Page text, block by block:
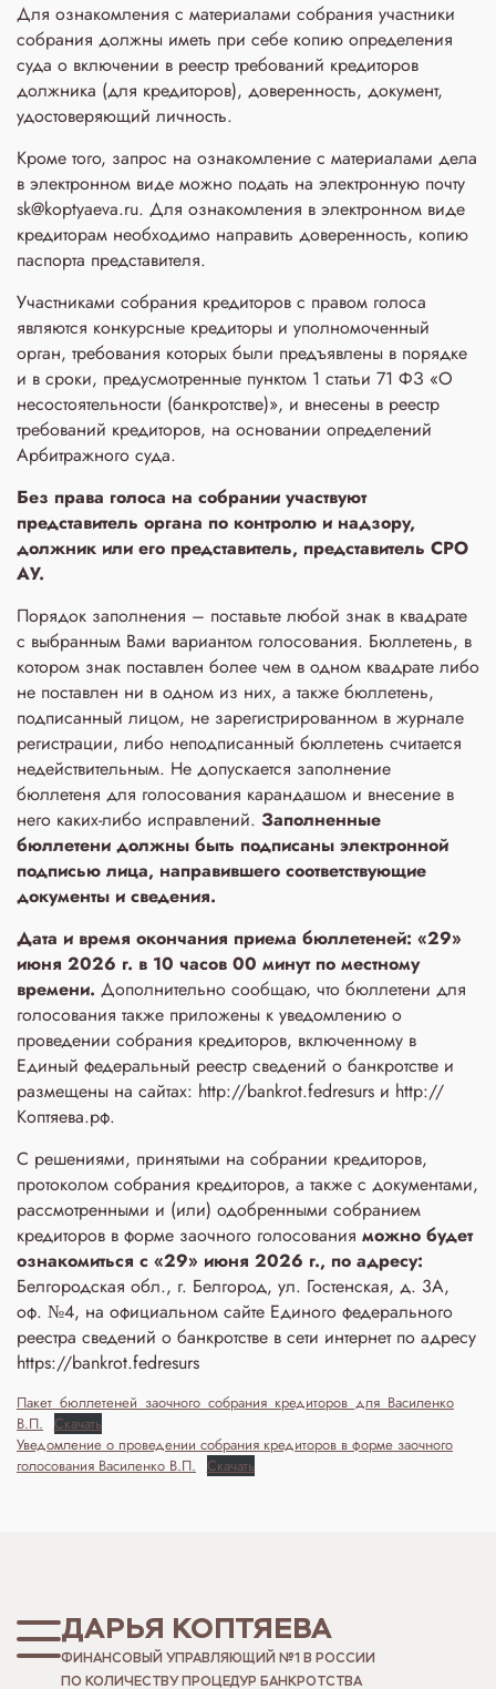
Для ознакомления с материалами собрания участники
собрания должны иметь при себе копию определения
суда о включении в реестр требований кредиторов
должника (для кредиторов), доверенность, документ,
удостоверяющий личность.
Кроме того, запрос на ознакомление с материалами дела
в электронном виде можно подать на электронную почту
sk@koptyaeva.ru. Для ознакомления в электронном виде
кредиторам необходимо направить доверенность, копию
паспорта представителя.
Участниками собрания кредиторов с правом голоса
являются конкурсные кредиторы и уполномоченный
орган, требования которых были предъявлены в порядке
и в сроки, предусмотренные пунктом 1 статьи 71 ФЗ «О
несостоятельности (банкротстве)», и внесены в реестр
требований кредиторов, на основании определений
Арбитражного суда.
Без права голоса на собрании участвуют
представитель органа по контролю и надзору,
должник или его представитель, представитель СРО
АУ.
Порядок заполнения – поставьте любой знак в квадрате
с выбранным Вами вариантом голосования. Бюллетень, в
котором знак поставлен более чем в одном квадрате либо
не поставлен ни в одном из них, а также бюллетень,
подписанный лицом, не зарегистрированном в журнале
регистрации, либо неподписанный бюллетень считается
недействительным. Не допускается заполнение
бюллетеня для голосования карандашом и внесение в
него каких-либо исправлений. Заполненные
бюллетени должны быть подписаны электронной
подписью лица, направившего соответствующие
документы и сведения.
Дата и время окончания приема бюллетеней: «29»
июня 2026 г. в 10 часов 00 минут по местному
времени. Дополнительно сообщаю, что бюллетени для
голосования также приложены к уведомлению о
проведении собрания кредиторов, включенному в
Единый федеральный реестр сведений о банкротстве и
размещены на сайтах: http://bankrot.fedresurs и http://
Коптяева.рф.
С решениями, принятыми на собрании кредиторов,
протоколом собрания кредиторов, а также с документами,
рассмотренными и (или) одобренными собранием
кредиторов в форме заочного голосования можно будет
ознакомиться с «29» июня 2026 г., по адресу:
Белгородская обл., г. Белгород, ул. Гостенская, д. 3A,
оф. №4, на официальном сайте Единого федерального
реестра сведений о банкротстве в сети интернет по адресу
https://bankrot.fedresurs
Пакет_бюллетеней_заочного_собрания_кредиторов_для_Василенко
В.П. Скачать
Уведомление о проведении собрания кредиторов в форме заочного
голосования Василенко В.П. Скачать
ДАРЬЯ КОПТЯЕВА
ФИНАНСОВЫЙ УПРАВЛЯЮЩИЙ №1 В РОССИИ
ПО КОЛИЧЕСТВУ ПРОЦЕДУР БАНКРОТСТВА